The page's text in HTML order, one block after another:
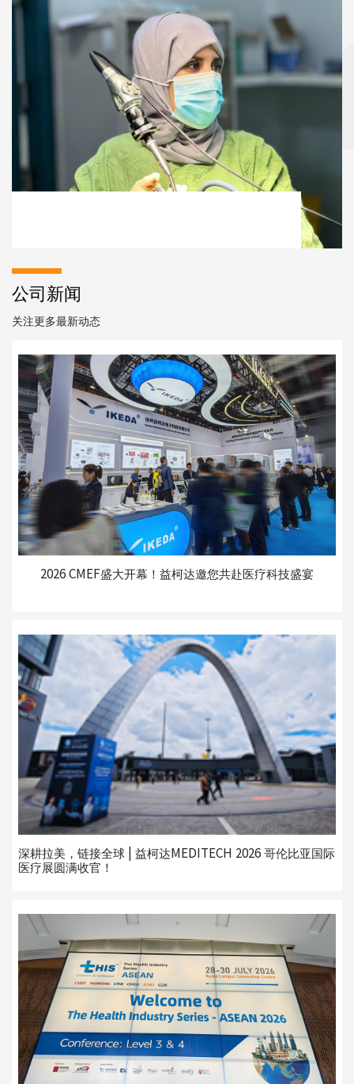
公司新闻
关注更多最新动态
2026 CMEF盛大开幕！益柯达邀您共赴医疗科技盛宴
深耕拉美，链接全球 | 益柯达MEDITECH 2026 哥伦比亚国际
医疗展圆满收官！